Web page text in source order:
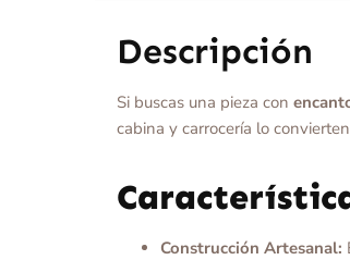
Descripción
Si buscas una pieza con
cabina y carrocería lo
Construcción Artesanal: